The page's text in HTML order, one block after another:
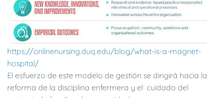
https://onlinenursing.duq.edu/blog/what-is-a-magnet-
hospital/
El esfuerzo de este modelo de gestión se dirigirá hacia la
reforma de la disciplina enfermera y el cuidado del